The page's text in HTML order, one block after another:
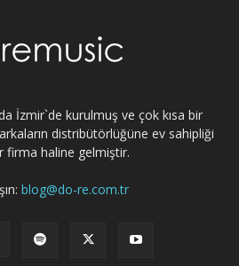
İzmir`de kurulmuş ve çok kısa bir
distribütörlüğüne ev sahipliği
firma haline gelmiştir.
blog@do-re.com.tr